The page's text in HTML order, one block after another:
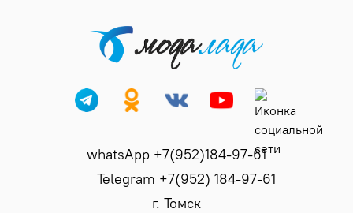
whatsApp +7(952)184-97-61
Telegram +7(952) 184-97-61
г. Томск